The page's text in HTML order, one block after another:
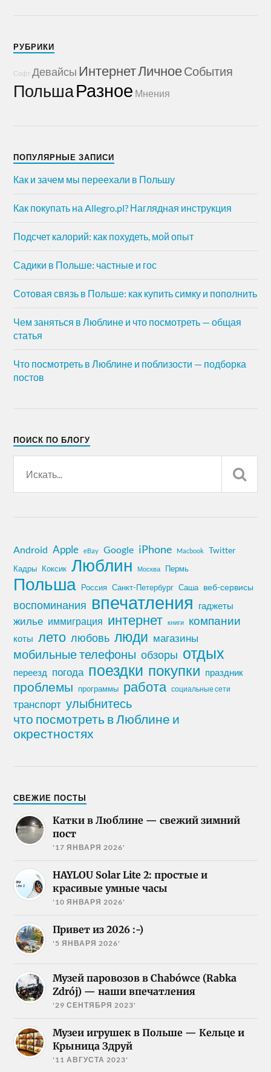
РУБРИКИ
Софт Девайсы ИнтернетЛичноеСобытия
ПольшаРазное Мнения
ПОПУЛЯРНЫЕ ЗАПИСИ
Как и зачем мы переехали в Польшу
Как покупать на Allegro.pl? Наглядная инструкция
Подсчет калорий: как похудеть, мой опыт
Садики в Польше: частные и гос
Сотовая связь в Польше: как купить симку и пополнить
Чем заняться в Люблине и что посмотреть — общая
статья
Что посмотреть в Люблине и поблизости — подборка
постов
ПОИСК ПО БЛОГУ
Android Apple eBay Google iPhone Macbook Twitter
Кадры Коксик Люблин Москва Пермь
Польша Россия Санкт-Петербург Саша веб-сервисы
воспоминания впечатления гаджеты
жилье иммиграция интернет книги компании
коты лето любовь люди магазины
мобильные телефоны обзоры отдых
переезд погода поездки покупки праздник
проблемы программы работа социальные сети
транспорт улыбнитесь
что посмотреть в Люблине и
окрестностях
СВЕЖИЕ ПОСТЫ
Катки в Люблине — свежий зимний
пост
'17 ЯНВАРЯ 2026'
HAYLOU Solar Lite 2: простые и
красивые умные часы
'10 ЯНВАРЯ 2026'
Привет из 2026 :-)
'5 ЯНВАРЯ 2026'
Музей паровозов в Chabówce (Rabka
Zdrój) — наши впечатления
'29 СЕНТЯБРЯ 2023'
Музеи игрушек в Польше — Кельце и
Крыница Здруй
'11 АВГУСТА 2023'